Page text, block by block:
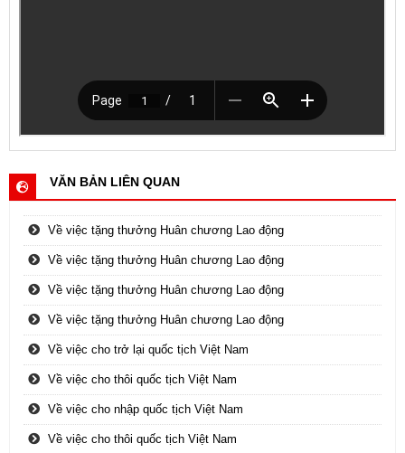
VĂN BẢN LIÊN QUAN
Về việc tặng thưởng Huân chương Lao động
Về việc tặng thưởng Huân chương Lao động
Về việc tặng thưởng Huân chương Lao động
Về việc tặng thưởng Huân chương Lao động
Về việc cho trở lại quốc tịch Việt Nam
Về việc cho thôi quốc tịch Việt Nam
Về việc cho nhập quốc tịch Việt Nam
Về việc cho thôi quốc tịch Việt Nam